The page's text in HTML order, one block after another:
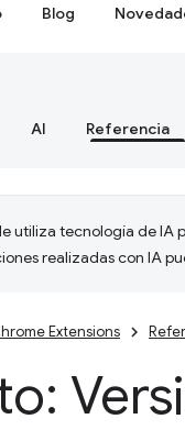
Blog
AI Referencia
utiliza tecnología de IA
realizadas con IA
Extensions